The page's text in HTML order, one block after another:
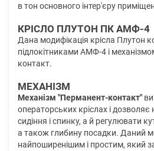
в тон основного інтер'єру
КРІСЛО ПЛУТОН ПК АМФ-4
Дана модифікація крісла Плутон
підлокітниками АМФ-4 і
контакт.
МЕХАНІЗМ
Механізм "Перманент-контакт"
операторських кріслах і дозволяє
сидіння і спинку, а й регулювати
а також глибину посадки. Даний
найпоширенішим і простим, який